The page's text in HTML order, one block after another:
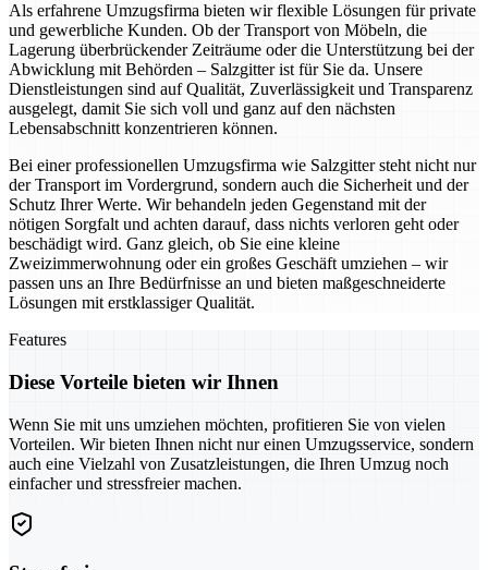
Als erfahrene Umzugsfirma bieten wir flexible Lösungen für private
und gewerbliche Kunden. Ob der Transport von Möbeln, die
Lagerung überbrückender Zeiträume oder die Unterstützung bei der
Abwicklung mit Behörden – Salzgitter ist für Sie da. Unsere
Dienstleistungen sind auf Qualität, Zuverlässigkeit und Transparenz
ausgelegt, damit Sie sich voll und ganz auf den nächsten
Lebensabschnitt konzentrieren können.
Bei einer professionellen Umzugsfirma wie Salzgitter steht nicht nur
der Transport im Vordergrund, sondern auch die Sicherheit und der
Schutz Ihrer Werte. Wir behandeln jeden Gegenstand mit der
nötigen Sorgfalt und achten darauf, dass nichts verloren geht oder
beschädigt wird. Ganz gleich, ob Sie eine kleine
Zweizimmerwohnung oder ein großes Geschäft umziehen – wir
passen uns an Ihre Bedürfnisse an und bieten maßgeschneiderte
Lösungen mit erstklassiger Qualität.
Features
Diese Vorteile bieten wir Ihnen
Wenn Sie mit uns umziehen möchten, profitieren Sie von vielen
Vorteilen. Wir bieten Ihnen nicht nur einen Umzugsservice, sondern
auch eine Vielzahl von Zusatzleistungen, die Ihren Umzug noch
einfacher und stressfreier machen.